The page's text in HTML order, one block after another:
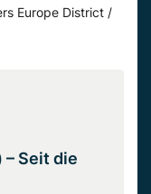
Europe District /
Seit die